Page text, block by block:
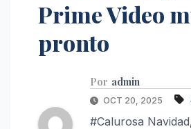
Prime Video
pronto
Por admin
OCT 20, 2025
#Calurosa Navidad